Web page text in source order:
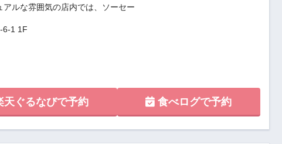
ルな雰囲気の店内では、ソーセー
6-1 1F
ぐるなびで予約 食べログで予約